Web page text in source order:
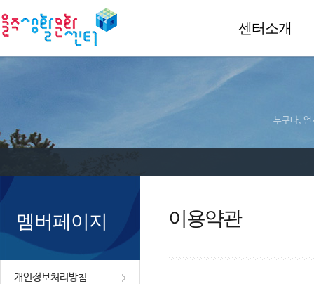
센터소개
누구나, 언
멤버페이지
개인정보처리방침
이용약관